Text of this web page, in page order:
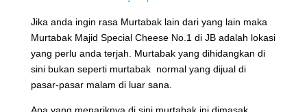
Jika anda ingin rasa Murtabak lain dari yang lain maka
Murtabak Majid Special Cheese No.1 di JB adalah lokasi
yang perlu anda terjah. Murtabak yang dihidangkan di
sini bukan seperti murtabak normal yang dijual di
pasar-pasar malam di luar sana.